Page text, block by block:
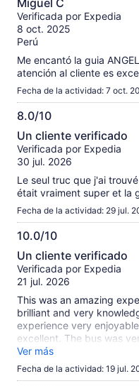
las
opiniones
verificadas
de
10
Miguel C
Verificada por Expedia
8 oct. 2025
Perú
Me encantó la guia
atención al cliente es
Fecha de la actividad: 7 oct.
8.0/10
8.0
de
10
Un cliente verificado
Verificada por Expedia
30 jul. 2026
Le seul truc que j'ai
était vraiment super et la
Fecha de la actividad: 29 jul.
10.0/10
10.0
de
10
Un cliente verificado
Verificada por Expedia
21 jul. 2026
This was an amazing
brilliant and very
experience very
excellent. The bus was
recommend this
Ver más
Fecha de la actividad: 19 jul.